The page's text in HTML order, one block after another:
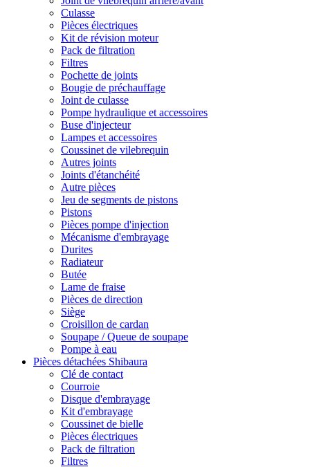
Culasse
Pièces électriques
Kit de révision moteur
Pack de filtration
Filtres
Pochette de joints
Bougie de préchauffage
Joint de culasse
Pompe hydraulique et accessoires
Buse d'injecteur
Lampes et accessoires
Coussinet de vilebrequin
Autres joints
Joints d'étanchéité
Autre pièces
Jeu de segments de pistons
Pistons
Pièces pompe d'injection
Mécanisme d'embrayage
Durites
Radiateur
Butée
Lame de fraise
Pièces de direction
Siège
Croisillon de cardan
Soupape / Queue de soupape
Pompe à eau
Pièces détachées Shibaura
Clé de contact
Courroie
Disque d'embrayage
Kit d'embrayage
Coussinet de bielle
Pièces électriques
Pack de filtration
Filtres